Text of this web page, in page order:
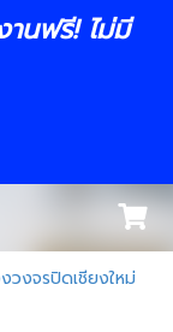
านฟรี! ไม่มี
งจรปิดเชียงใหม่